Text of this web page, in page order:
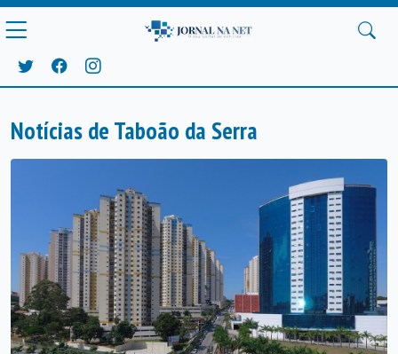
Notícias de Taboão da Serra